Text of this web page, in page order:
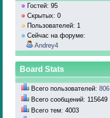
Гостей: 95
Скрытых: 0
Пользователей: 1
Сейчас на форуме:
Andrey4
Board Stats
Всего пользователей: 806
Всего сообщений: 115649
Всего тем: 4003